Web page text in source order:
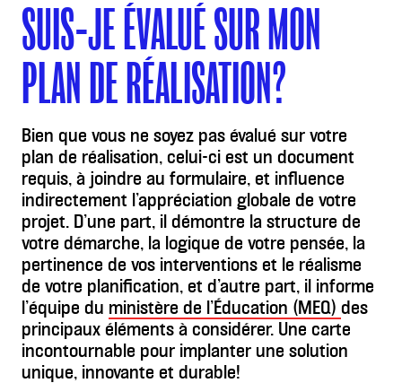
SUIS-JE ÉVALUÉ SUR MON
PLAN DE RÉALISATION?
Bien que vous ne soyez pas évalué sur votre
plan de réalisation, celui-ci est un document
requis, à joindre au formulaire, et influence
indirectement l’appréciation globale de votre
projet. D’une part, il démontre la structure de
votre démarche, la logique de votre pensée, la
pertinence de vos interventions et le réalisme
de votre planification, et d’autre part, il informe
l’équipe du ministère de l’Éducation (MEQ) des
principaux éléments à considérer. Une carte
incontournable pour implanter une solution
unique, innovante et durable!